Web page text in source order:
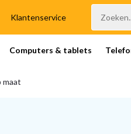
Klantenservice
Computers & tablets
maat